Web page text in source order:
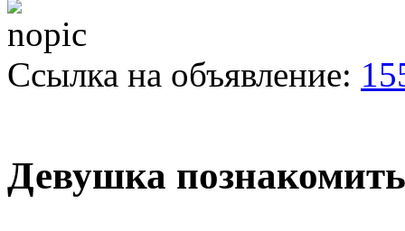
Ссылка на объявление:
Девушка